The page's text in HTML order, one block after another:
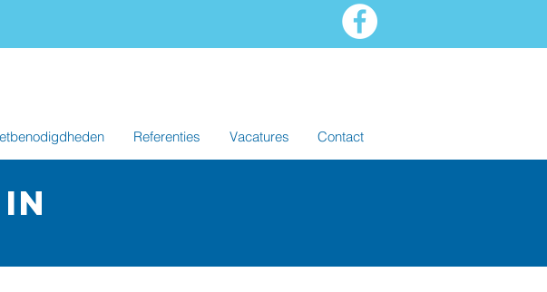
Referenties Vacatures Contact